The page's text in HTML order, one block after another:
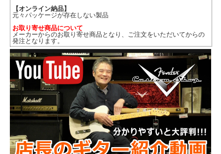
【オンライン納品】
元々パッケージが存在しない製品
お取り寄せ商品について
メーカーからのお取り寄せ商品となり、ご注文をいただいてからの
発注となります。